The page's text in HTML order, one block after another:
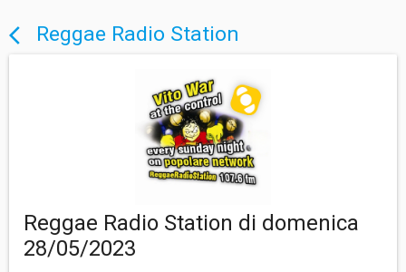
arrow_back_ios Reggae Radio Station
Reggae Radio Station di domenica
28/05/2023